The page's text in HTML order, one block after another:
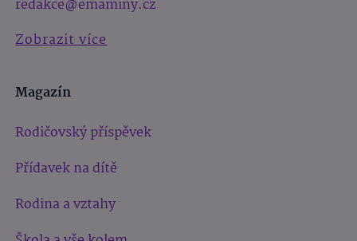
redakce@emaminy.cz
Zobrazit více
Magazín
Rodičovský příspěvek
Přídavek na dítě
Rodina a vztahy